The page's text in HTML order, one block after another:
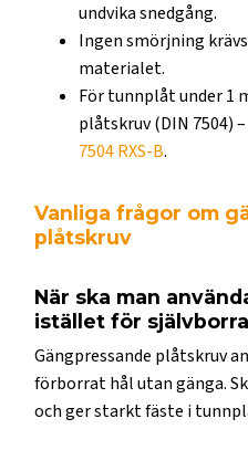
undvika snedgång.
Ingen smörjning
materialet.
För tunnplåt under 1
plåtskruv (DIN 7504) –
7504 RXS-B.
Vanliga frågor om
plåtskruv
När ska man
istället för
Gängpressande plåtskruv
förborrat hål utan gänga.
och ger starkt fäste i